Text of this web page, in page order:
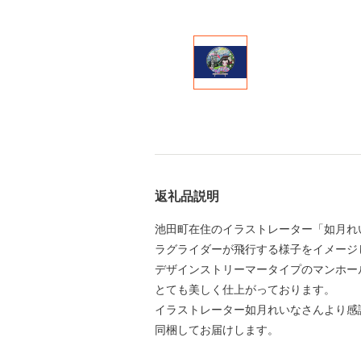
返礼品説明
池田町在住のイラストレーター「如月
ラグライダーが飛行する様子をイメージ
デザインストリーマータイプのマンホ
とても美しく仕上がっております。
イラストレーター如月れいなさんより
同梱してお届けします。